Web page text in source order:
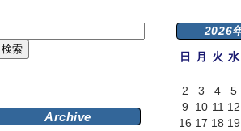
索:
Archive
2026
日
月 火 水
2
3 4 5
9
10 11 12
16 17 18 19